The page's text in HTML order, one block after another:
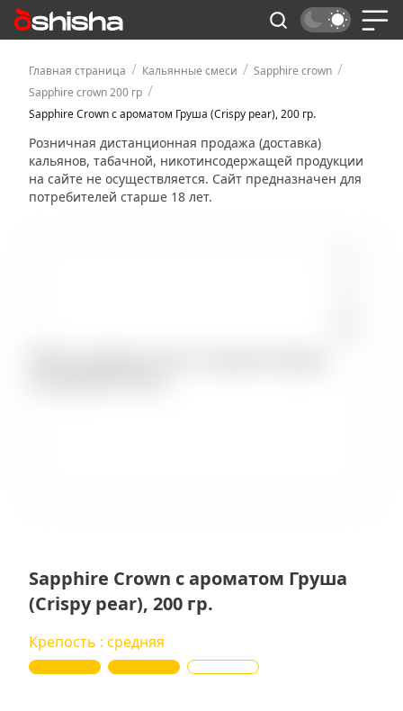
Главная страница / Кальянные смеси / Sapphire crown /
Sapphire crown 200 гр /
Sapphire Crown с ароматом Груша (Crispy pear), 200 гр.
Розничная дистанционная продажа (доставка)
кальянов, табачной, никотинсодержащей продукции
на сайте не осуществляется. Сайт предназначен для
потребителей старше 18 лет.
Sapphire Crown с ароматом Груша
(Crispy pear), 200 гр.
Крепость : средняя